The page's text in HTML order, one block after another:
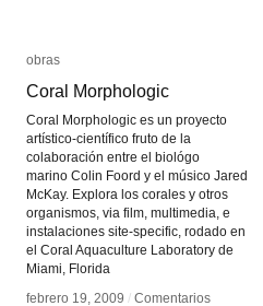
obras
Coral Morphologic
Coral Morphologic es un proyecto
artístico-científico fruto de la
colaboración entre el biológo
marino Colin Foord y el músico Jared
McKay. Explora los corales y otros
organismos, via film, multimedia, e
instalaciones site-specific, rodado en
el Coral Aquaculture Laboratory de
Miami, Florida
febrero 19, 2009 / Comentarios
obras
Coral Morphologic
febrero 19, 2009 / Comentarios